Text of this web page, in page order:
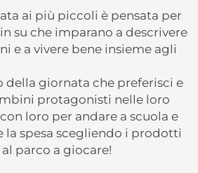
ai più piccoli è pensata per
su che imparano a descrivere
e a vivere bene insieme agli
della giornata che preferisci e
protagonisti nelle loro
loro per andare a scuola e
la spesa scegliendo i prodotti
parco a giocare!